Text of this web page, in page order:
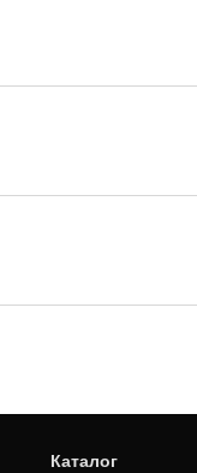
Каталог